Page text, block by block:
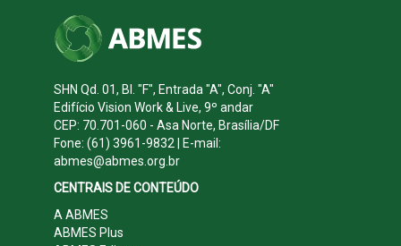
SHN Qd. 01, Bl. "F", Entrada "A", Conj. "A"
Edifício Vision Work & Live, 9º andar
CEP: 70.701-060 - Asa Norte, Brasília/DF
Fone: (61) 3961-9832 | E-mail:
abmes@abmes.org.br
CENTRAIS DE CONTEÚDO
A ABMES
ABMES Plus